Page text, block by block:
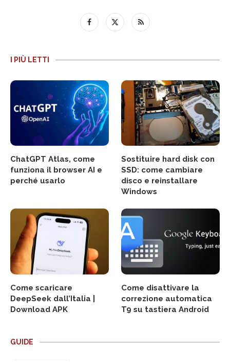
I PIÙ LETTI
ChatGPT Atlas, come
funziona il browser AI e
perché usarlo
Sostituire hard disk con
SSD: come cambiare
disco e reinstallare
Windows
Come scaricare
DeepSeek dall’Italia |
Download APK
Come disattivare la
correzione automatica
T9 su tastiera Android
GUIDE